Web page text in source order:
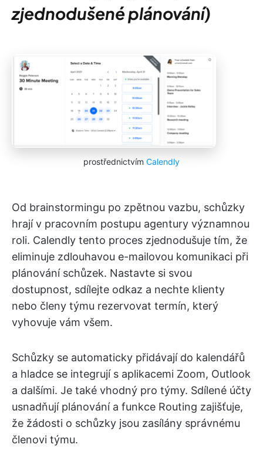
zjednodušené plánování)
prostřednictvím Calendly
Od brainstormingu po zpětnou vazbu, schůzky
hrají v pracovním postupu agentury významnou
roli. Calendly tento proces zjednodušuje tím, že
eliminuje zdlouhavou e-mailovou komunikaci při
plánování schůzek. Nastavte si svou
dostupnost, sdílejte odkaz a nechte klienty
nebo členy týmu rezervovat termín, který
vyhovuje vám všem.
Schůzky se automaticky přidávají do kalendářů
a hladce se integrují s aplikacemi Zoom, Outlook
a dalšími. Je také vhodný pro týmy. Sdílené účty
usnadňují plánování a funkce Routing zajišťuje,
že žádosti o schůzky jsou zasílány správnému
členovi týmu.